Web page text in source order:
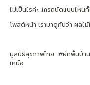
ไม่เป็นไรค่ะ…ใครถนัดแบบไหน
โพสต์หน้า เรามาดูกันว่า ผลไ
มูลนิธิสุขภาพไทย #ผักพื้นบ้
เหนือ